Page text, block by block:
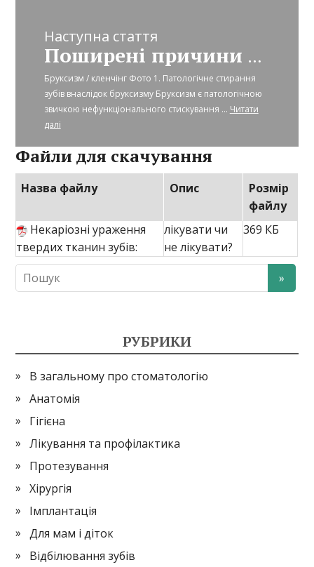
Наступна стаття
Поширені причини розвитку некаріозних уражень твердих тканин зубів
Бруксизм / кленчінг Фото 1. Патологічне стирання
зубів внаслідок бруксизму Бруксизм є патологічною
звичкою нефункціонального стискування ... Читати
далі
Файли для скачування
Назва файлу Опис
Розмір
файлу
Некаріозні ураження
твердих тканин зубів:
лікувати чи
не лікувати?
369 КБ
РУБРИКИ
В загальному про стоматологію
Анатомія
Гігієна
Лікування та профілактика
Протезування
Хірургія
Імплантація
Для мам і діток
Відбілювання зубів